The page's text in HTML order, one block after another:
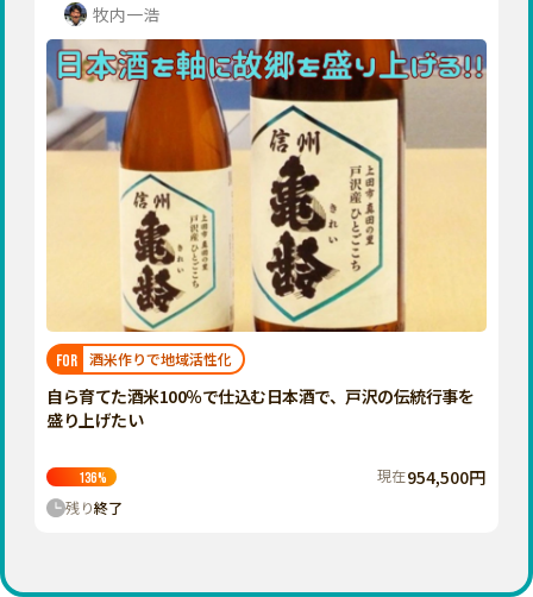
福井
山梨
近畿
滋賀
大阪
奈良
牧内一浩
FOR 酒米作りで地域活性化
自ら育てた酒米100％で仕込む日本酒で、戸沢の伝統行事を
盛り上げたい
136% 現在954,500円
残り終了